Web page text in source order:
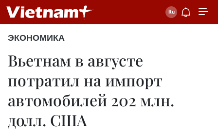
ЭКОНОМИКА
Вьетнам в августе
потратил на импорт
автомобилей 202 млн.
долл. США